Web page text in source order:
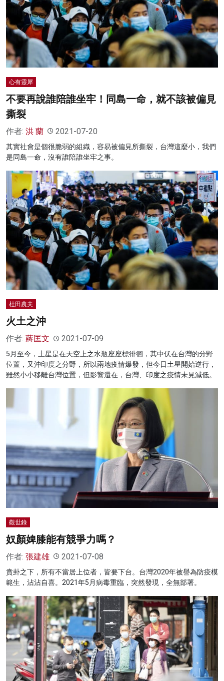
心有靈犀
不要再說誰陪誰坐牢！同島一命，就不該被偏見
撕裂
作者: 洪 蘭 2021-07-20
其實社會是個很脆弱的組織，容易被偏見所撕裂，台灣這麼小，我們
是同島一命，沒有誰陪誰坐牢之事。
杜田農夫
火土之沖
作者: 蔣匡文 2021-07-09
5月至今，土星是在天空上之水瓶座座標徘徊，其中伏在台灣的分野
位置，又沖印度之分野，所以兩地疫情爆發，但今日土星開始逆行，
雖然小小移離台灣位置，但影響還在，台灣、印度之疫情未見減低。
觀世錄
奴顏婢膝能有競爭力嗎？
作者: 張建雄 2021-07-08
賁卦之下，所有不當居上位者，皆要下台。台灣2020年被譽為防疫模
範生，沾沾自喜。2021年5月病毒重臨，突然發現，全無部署。